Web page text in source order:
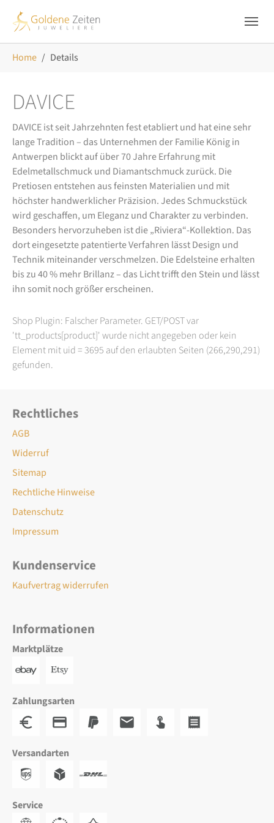
Home Details
DAVICE
DAVICE ist seit Jahrzehnten fest etabliert und hat eine sehr
lange Tradition – das Unternehmen der Familie König in
Antwerpen blickt auf über 70 Jahre Erfahrung mit
Edelmetallschmuck und Diamantschmuck zurück. Die
Pretiosen entstehen aus feinsten Materialien und mit
höchster handwerklicher Präzision. Jedes Schmuckstück
wird geschaffen, um Eleganz und Charakter zu verbinden.
Besonders hervorzuheben ist die „Riviera“-Kollektion. Das
dort eingesetzte patentierte Verfahren lässt Design und
Technik miteinander verschmelzen. Die Edelsteine erhalten
bis zu 40 % mehr Brillanz – das Licht trifft den Stein und lässt
ihn somit noch größer erscheinen.
Shop Plugin: Falscher Parameter. GET/POST var
'tt_products[product]' wurde nicht angegeben oder kein
Element mit uid = 3695 auf den erlaubten Seiten (266,290,291)
gefunden.
Rechtliches
AGB
Widerruf
Sitemap
Rechtliche Hinweise
Datenschutz
Impressum
Kundenservice
Kaufvertrag widerrufen
Informationen
Marktplätze
Zahlungsarten
Versandarten
Service